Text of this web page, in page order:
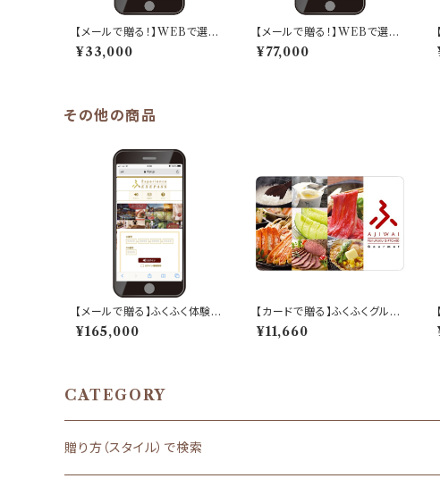
【メールで贈る！】WEBで選べ
る！ふくふくレストランギフト
「エレガントコース」
¥33,000
【メールで贈る！】WEBで選べ
る！ふくふくレストランギフト
「エクセレントコース」
¥77,000
その他の商品
【メールで贈る】ふくふく体験
「EXEPASS」ギフト「150,00
0ポイント分」
¥165,000
【カードで贈る】ふくふくグルメ
「AJIWAI」ギフト「10,000ポ
イント分」
¥11,660
CATEGORY
贈り方（スタイル）で検索